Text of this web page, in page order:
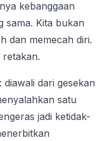
kebanggaan
sama. Kita bukan
dan memecah diri.
retakan.
dari gesekan
satu
jadi ketidak-